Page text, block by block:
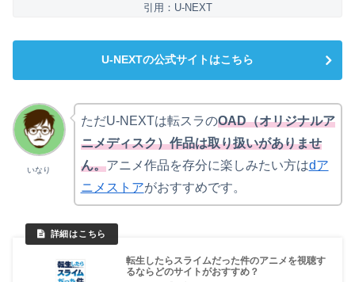
引用：U-NEXT
U-NEXTの公式サイトはこちら
いなり
ただU-NEXTは転スラのOAD（オリジナルア
ニメディスク）作品は取り扱いがありませ
ん。アニメ作品を存分に楽しみたい方はdア
ニメストアがおすすめです。
転生したらスライムだった件のアニメを視聴す
るならどのサイトがおすすめ？